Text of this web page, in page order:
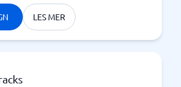
LES MER